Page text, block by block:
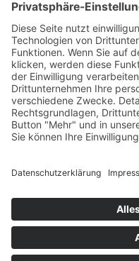
Ski Alpin
Ski Nordisch
Winter-Highlights
Aktuelles
Verband
Aktion Pro Ski
Internationale Verbände
FIS
IBU